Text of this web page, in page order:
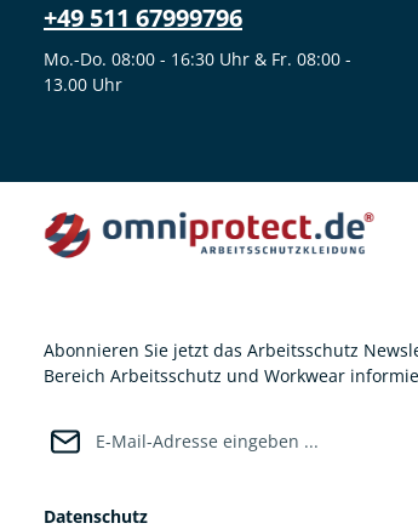
+49 511 67999796
Mo.-Do. 08:00 - 16:30 Uhr & Fr. 08:00 -
13.00 Uhr
Abonnieren Sie jetzt das Arbeitsschutz
Bereich Arbeitsschutz und Workwear
Datenschutz